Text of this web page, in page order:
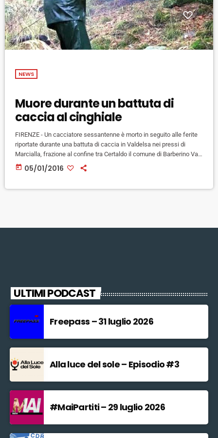
NEWS
Muore durante un battuta di
caccia al cinghiale
FIRENZE - Un cacciatore sessantenne è morto in seguito alle ferite
riportate durante una battuta di caccia in Valdelsa nei pressi di
Marcialla, frazione al confine tra Certaldo il comune di Barberino Val
d'Elsa (Firenze). Il dramma è avvenuto nelle vicinanze del lago di
Tavolese. L'uomo, secondo le prime informazioni, faceva parte di
today 05/01/2016
ULTIMI PODCAST
Freepass – 31 luglio 2026
Alla luce del sole – Episodio #3
#MaiPartiti – 29 luglio 2026